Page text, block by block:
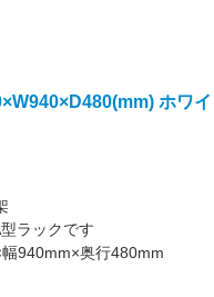
ホワイ
ラックです
940mm×奥行480mm